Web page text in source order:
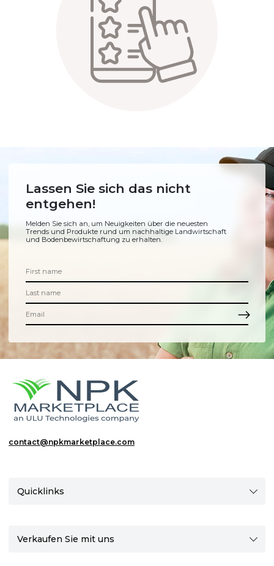
Lassen Sie sich das nicht
entgehen!
Melden Sie sich an, um Neuigkeiten über die neuesten
Trends und Produkte rund um nachhaltige Landwirtschaft
und Bodenbewirtschaftung zu erhalten.
contact@npkmarketplace.com
Quicklinks
Verkaufen Sie mit uns